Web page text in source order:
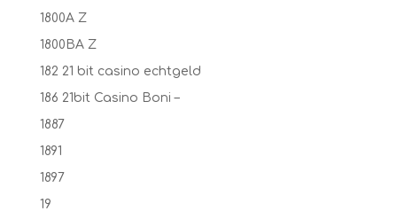
1800A Z
1800BA Z
182 21 bit casino echtgeld
186 21bit Casino Boni –
1887
1891
1897
19